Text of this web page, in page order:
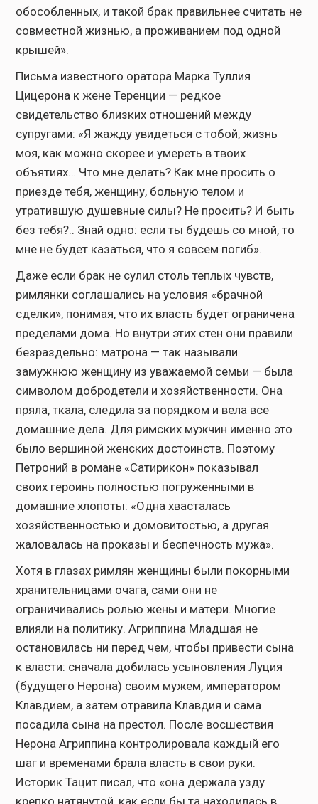
обособленных, и такой брак правильнее считать не
совместной жизнью, а проживанием под одной
крышей».
Письма известного оратора Марка Туллия
Цицерона к жене Теренции — редкое
свидетельство близких отношений между
супругами: «Я жажду увидеться с тобой, жизнь
моя, как можно скорее и умереть в твоих
объятиях… Что мне делать? Как мне просить о
приезде тебя, женщину, больную телом и
утратившую душевные силы? Не просить? И быть
без тебя?.. Знай одно: если ты будешь со мной, то
мне не будет казаться, что я совсем погиб».
Даже если брак не сулил столь теплых чувств,
римлянки соглашались на условия «брачной
сделки», понимая, что их власть будет ограничена
пределами дома. Но внутри этих стен они правили
безраздельно: матрона — так называли
замужнюю женщину из уважаемой семьи — была
символом добродетели и хозяйственности. Она
пряла, ткала, следила за порядком и вела все
домашние дела. Для римских мужчин именно это
было вершиной женских достоинств. Поэтому
Петроний в романе «Сатирикон» показывал
своих героинь полностью погруженными в
домашние хлопоты: «Одна хвасталась
хозяйственностью и домовитостью, а другая
жаловалась на проказы и беспечность мужа».
Хотя в глазах римлян женщины были покорными
хранительницами очага, сами они не
ограничивались ролью жены и матери. Многие
влияли на политику. Агриппина Младшая не
остановилась ни перед чем, чтобы привести сына
к власти: сначала добилась усыновления Луция
(будущего Нерона) своим мужем, императором
Клавдием, а затем отравила Клавдия и сама
посадила сына на престол. После восшествия
Нерона Агриппина контролировала каждый его
шаг и временами брала власть в свои руки.
Историк Тацит писал, что «она держала узду
крепко натянутой, как если бы та находилась в